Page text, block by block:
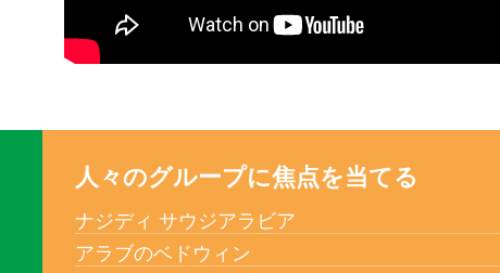
人々のグループに焦点を当てる
ナジディ サウジアラビア
アラブのベドウィン